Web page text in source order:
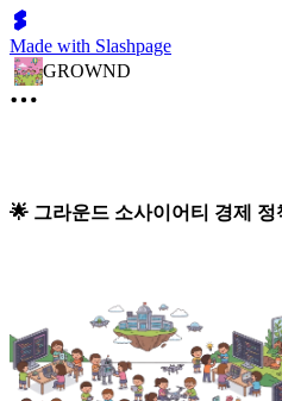
Made with Slashpage
GROWND
🌟 그라운드 소사이어티 경제 정